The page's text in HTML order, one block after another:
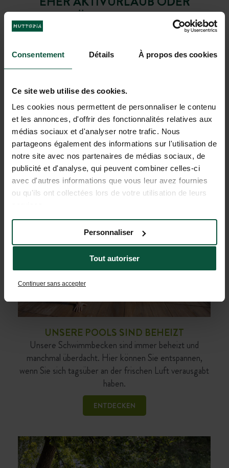
Consentement Détails À propos des cookies
Ce site web utilise des cookies.
Les cookies nous permettent de personnaliser le contenu
et les annonces, d'offrir des fonctionnalités relatives aux
médias sociaux et d'analyser notre trafic. Nous
partageons également des informations sur l'utilisation de
notre site avec nos partenaires de médias sociaux, de
publicité et d'analyse, qui peuvent combiner celles-ci
avec d'autres informations que vous leur avez fournies
ou qu'ils ont collectées lors de votre utilisation de leurs
Tout autoriser
Personnaliser
Continuer sans accepter
WOHLFÜHL-WOCHENENDE?
Der Frühling ist Vorbote der schönen Jahreszeit und
Menschenmassen und der Hitze des Sommers
ausgesetzt zu sein. Man profitiert von den milden
Landstriche der Region zu entdecken oder einfach, um in
der Natur wieder zur Ruhe zu kommen und neue Kräfte
zu tanken. Im Frühling erfüllen unsere Serviceangebote
alle Ihre Wünsche!
UNSERE POOLS SIND BEHEIZT
Unsere Schwimmbecken sind immer beheizt und
manchmal überdacht. Hier können Sie entspannen,
wenn Sie sich tagsüber an der frischen Luft verausgabt
haben.
ENTDECKEN